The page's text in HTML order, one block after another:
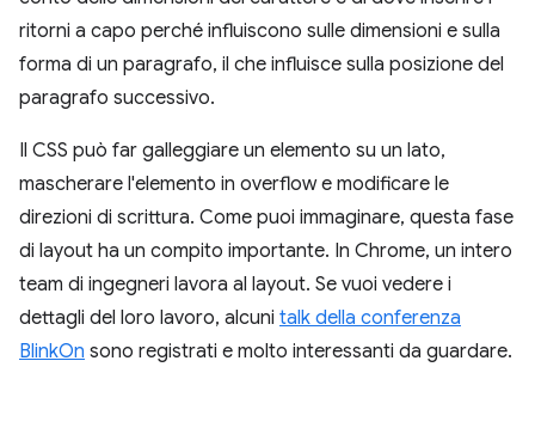
ritorni a capo perché influiscono sulle dimensioni e sulla
forma di un paragrafo, il che influisce sulla posizione del
paragrafo successivo.
Il CSS può far galleggiare un elemento su un lato,
mascherare l'elemento in overflow e modificare le
direzioni di scrittura. Come puoi immaginare, questa fase
di layout ha un compito importante. In Chrome, un intero
team di ingegneri lavora al layout. Se vuoi vedere i
dettagli del loro lavoro, alcuni talk della conferenza
BlinkOn sono registrati e molto interessanti da guardare.